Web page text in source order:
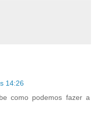
14:26
como podemos fazer a